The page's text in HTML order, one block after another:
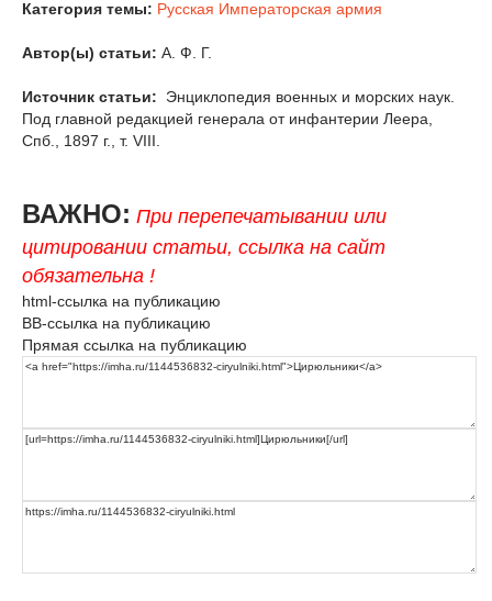
Категория темы: Русская Императорская армия
Автор(ы) статьи: А. Ф. Г.
Источник статьи:
Энциклопедия военных и морских наук.
Под главной редакцией генерала от инфантерии Леера,
Спб., 1897 г., т. VIII.
ВАЖНО: При перепечатывании или
цитировании статьи, ссылка на сайт
обязательна !
html-ссылка на публикацию
BB-ссылка на публикацию
Прямая ссылка на публикацию